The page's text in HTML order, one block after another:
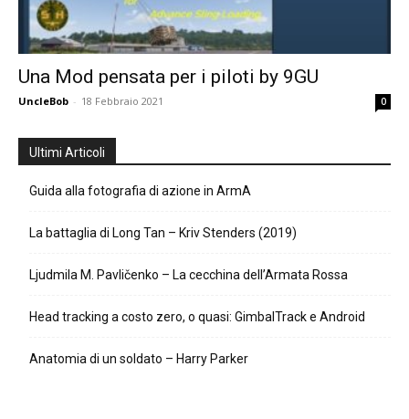
Una Mod pensata per i piloti by 9GU
UncleBob - 18 Febbraio 2021 0
Ultimi Articoli
Guida alla fotografia di azione in ArmA
La battaglia di Long Tan – Kriv Stenders (2019)
Ljudmila M. Pavličenko – La cecchina dell’Armata Rossa
Head tracking a costo zero, o quasi: GimbalTrack e Android
Anatomia di un soldato – Harry Parker